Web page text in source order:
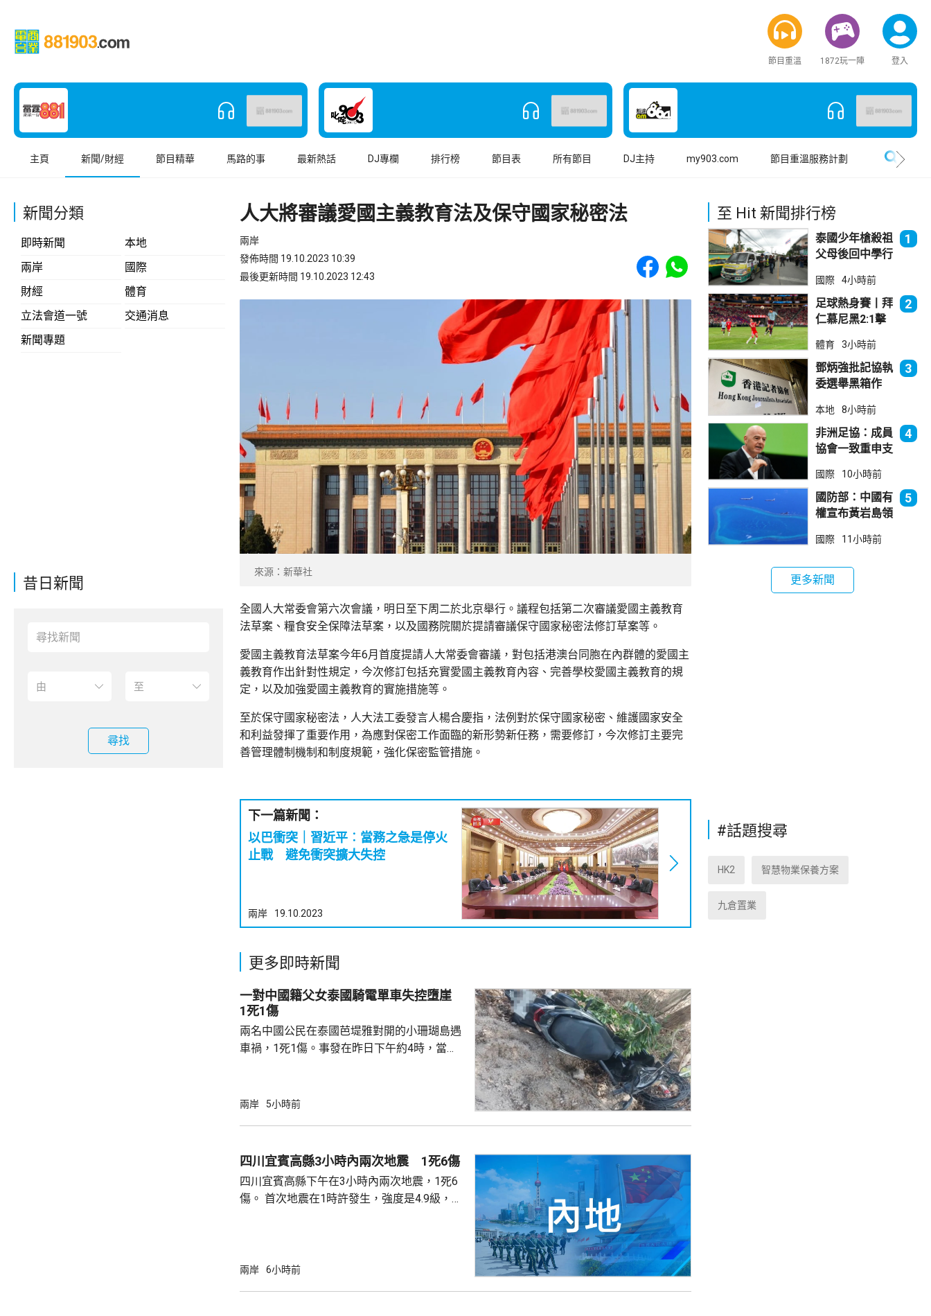
節目重溫 1872玩一陣 登入
主頁 新聞/財經 節目精華 馬路的事 最新熱話 DJ專欄 排行榜 節目表 所有節目 DJ主持 my903.com 節目重溫服務計劃
新聞分類
即時新聞
本地
兩岸
國際
財經
體育
立法會道一號
交通消息
新聞專題
昔日新聞
尋找
人大將審議愛國主義教育法及保守國家秘密法
兩岸
發佈時間 19.10.2023 10:39
最後更新時間 19.10.2023 12:43
Share to Facebook
Share to WhatsApp
來源：新華社
全國人大常委會第六次會議，明日至下周二於北京舉行。議程包括第二次審議愛國主義教育
法草案、糧食安全保障法草案，以及國務院關於提請審議保守國家秘密法修訂草案等。
愛國主義教育法草案今年6月首度提請人大常委會審議，對包括港澳台同胞在內群體的愛國主
義教育作出針對性規定，今次修訂包括充實愛國主義教育內容、完善學校愛國主義教育的規
定，以及加強愛國主義教育的實施措施等。
至於保守國家秘密法，人大法工委發言人楊合慶指，法例對於保守國家秘密、維護國家安全
和利益發揮了重要作用，為應對保密工作面臨的新形勢新任務，需要修訂，今次修訂主要完
善管理體制機制和制度規範，強化保密監管措施。
下一篇新聞：
以巴衝突｜習近平︰當務之急是停火
止戰 避免衝突擴大失控
兩岸 19.10.2023
更多即時新聞
一對中國籍父女泰國騎電單車失控墮崖
1死1傷
兩名中國公民在泰國芭堤雅對開的小珊瑚島遇
車禍，1死1傷。事發在昨日下午約4時，當地
歲父親當場死亡，年約30歲的女兒受傷送院救
後，已聯繫辦案警局及醫院，要求積極救治傷
者，妥善保存死者遺體。使館已聯繫死者在國
內的親屬，將為家屬在泰國善後提...
兩岸 5小時前
四川宜賓高縣3小時內兩次地震 1死6傷
四川宜賓高縣下午在3小時內兩次地震，1死6
傷。 首次地震在1時許發生，強度是4.9級，4
部緊急調集17支救援力量合共180多人救災。
兩岸 6小時前
至 Hit 新聞排行榜
泰國少年槍殺祖
父母後回中學行
死23傷
1
國際 4小時前
足球熱身賽丨拜
仁慕尼黑2:1擊
2
體育 3小時前
鄧炳強批記協執
委選舉黑箱作
國安一定「釘死
你」
3
本地 8小時前
非洲足協：成員
協會一致重申支
4
國際 10小時前
國防部：中國有
權宣布黃岩島領
犯主權
5
國際 11小時前
更多新聞
#話題搜尋
HK2 智慧物業保養方案
九倉置業